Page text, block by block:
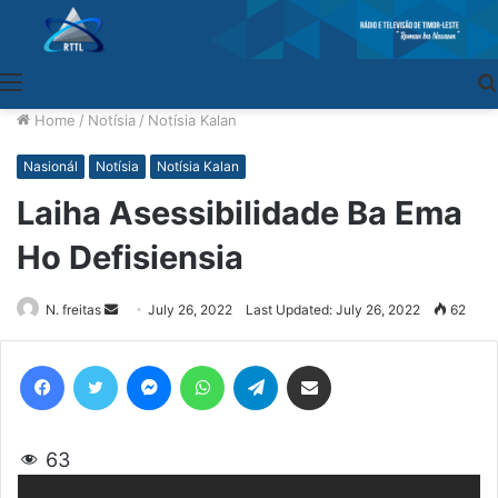
Home / Notísia / Notísia Kalan
Nasionál Notísia Notísia Kalan
Laiha Asessibilidade Ba Ema
Ho Defisiensia
N. freitas
Send
an
email
July 26, 2022 Last Updated: July 26, 2022 62
63